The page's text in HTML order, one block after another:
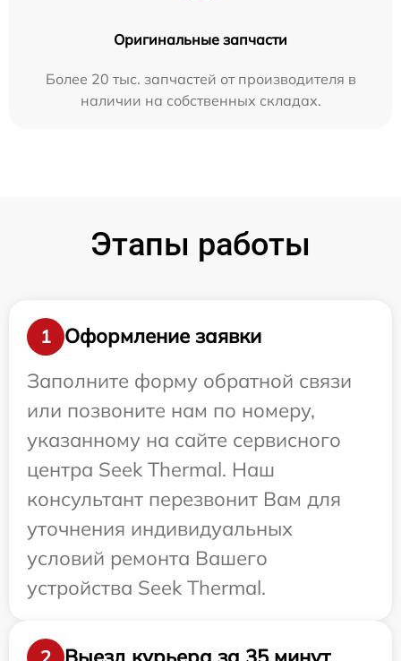
Оригинальные запчасти
Более 20 тыс. запчастей от производителя в
наличии на собственных складах.
Этапы работы
1
Оформление заявки
Заполните форму обратной связи
или позвоните нам по номеру,
указанному на сайте сервисного
центра Seek Thermal. Наш
консультант перезвонит Вам для
уточнения индивидуальных
условий ремонта Вашего
устройства Seek Thermal.